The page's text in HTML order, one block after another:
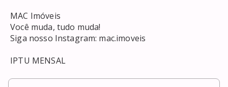
Você muda, tudo muda!
Siga nosso Instagram: mac.imoveis
IPTU MENSAL